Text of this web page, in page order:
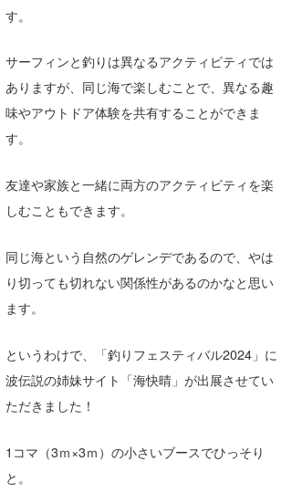
す。
サーフィンと釣りは異なるアクティビティでは
ありますが、同じ海で楽しむことで、異なる趣
味やアウトドア体験を共有することができま
す。
友達や家族と一緒に両方のアクティビティを楽
しむこともできます。
同じ海という自然のゲレンデであるので、やは
り切っても切れない関係性があるのかなと思い
ます。
というわけで、「釣りフェスティバル2024」に
波伝説の姉妹サイト「海快晴」が出展させてい
ただきました！
1コマ（3ｍ×3ｍ）の小さいブースでひっそり
と。
waka☆=
YUKI☆
まっきー
三輪予報士
小川予報士
上條将美
唐澤予報士